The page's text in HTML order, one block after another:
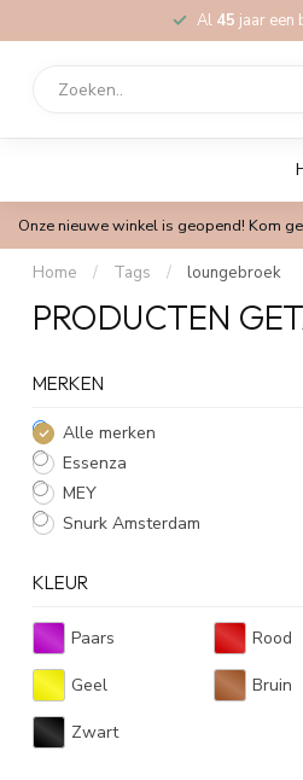
Al 45 jaar een
Onze nieuwe winkel is geopend! Kom
Home / Tags / loungebroek
PRODUCTEN
MERKEN
Alle merken
Essenza
MEY
Snurk Amsterdam
KLEUR
Paars Rood
Geel Bruin
Zwart